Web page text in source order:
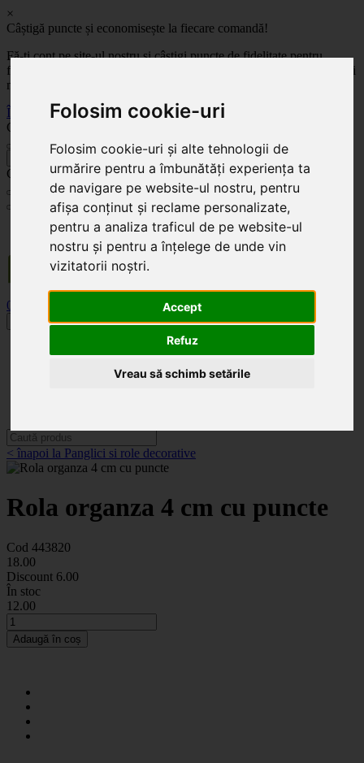
Folosim cookie-uri
Folosim cookie-uri și alte tehnologii de
urmărire pentru a îmbunătăți experiența ta
de navigare pe website-ul nostru, pentru
afișa conținut și reclame personalizate,
pentru a analiza traficul de pe website-ul
nostru și pentru a înțelege de unde vin
vizitatorii noștri.
Accept
Refuz
Vreau să schimb setările
×
Câștigă puncte și economisește la fiecare comandă!
Fă-ți cont pe site-ul nostru și câștigi puncte de fidelitate pentru
fiecare comandă! Cu cât comanzi mai mult, cu atât economisești mai
mult!
Înregistrează-te acum
Celoplast
Celoplast
Transportul este GRATUIT pentru comenzile mai mari de 350 Lei. Comanda minimă în
valoare de 100 Lei. Expediere în 1 - 2 zile lucrătoare.
0
Toggle navigation
< înapoi la Panglici si role decorative
Rola organza 4 cm cu puncte
Cod 443820
18.00
Discount 6.00
În stoc
12.00
Adaugă în coș